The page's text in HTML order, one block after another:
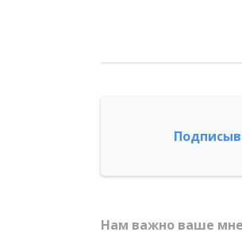
Нам важно ваше